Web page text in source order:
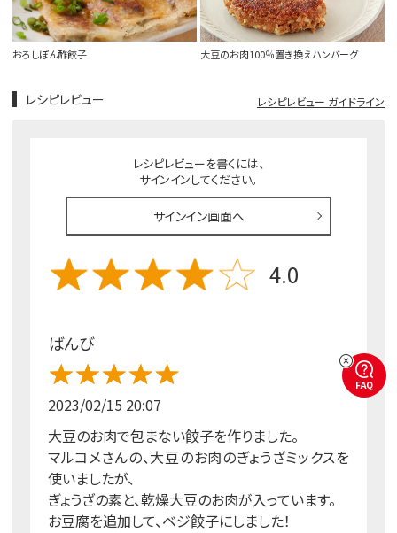
おろしぽん酢餃子 大豆のお肉100％置き換えハンバーグ
レシピレビュー レシピレビュー ガイドライン
レシピレビューを書くには、
サインインしてください。
サインイン画面へ
4.0
ばんび
2023/02/15 20:07
大豆のお肉で包まない餃子を作りました。
マルコメさんの、大豆のお肉のぎょうざミックスを
使いましたが、
ぎょうざの素と、乾燥大豆のお肉が入っています。
お豆腐を追加して、ベジ餃子にしました！
FAQ